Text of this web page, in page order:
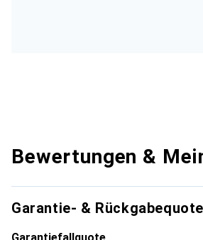
Bewertungen &
Garantie- &